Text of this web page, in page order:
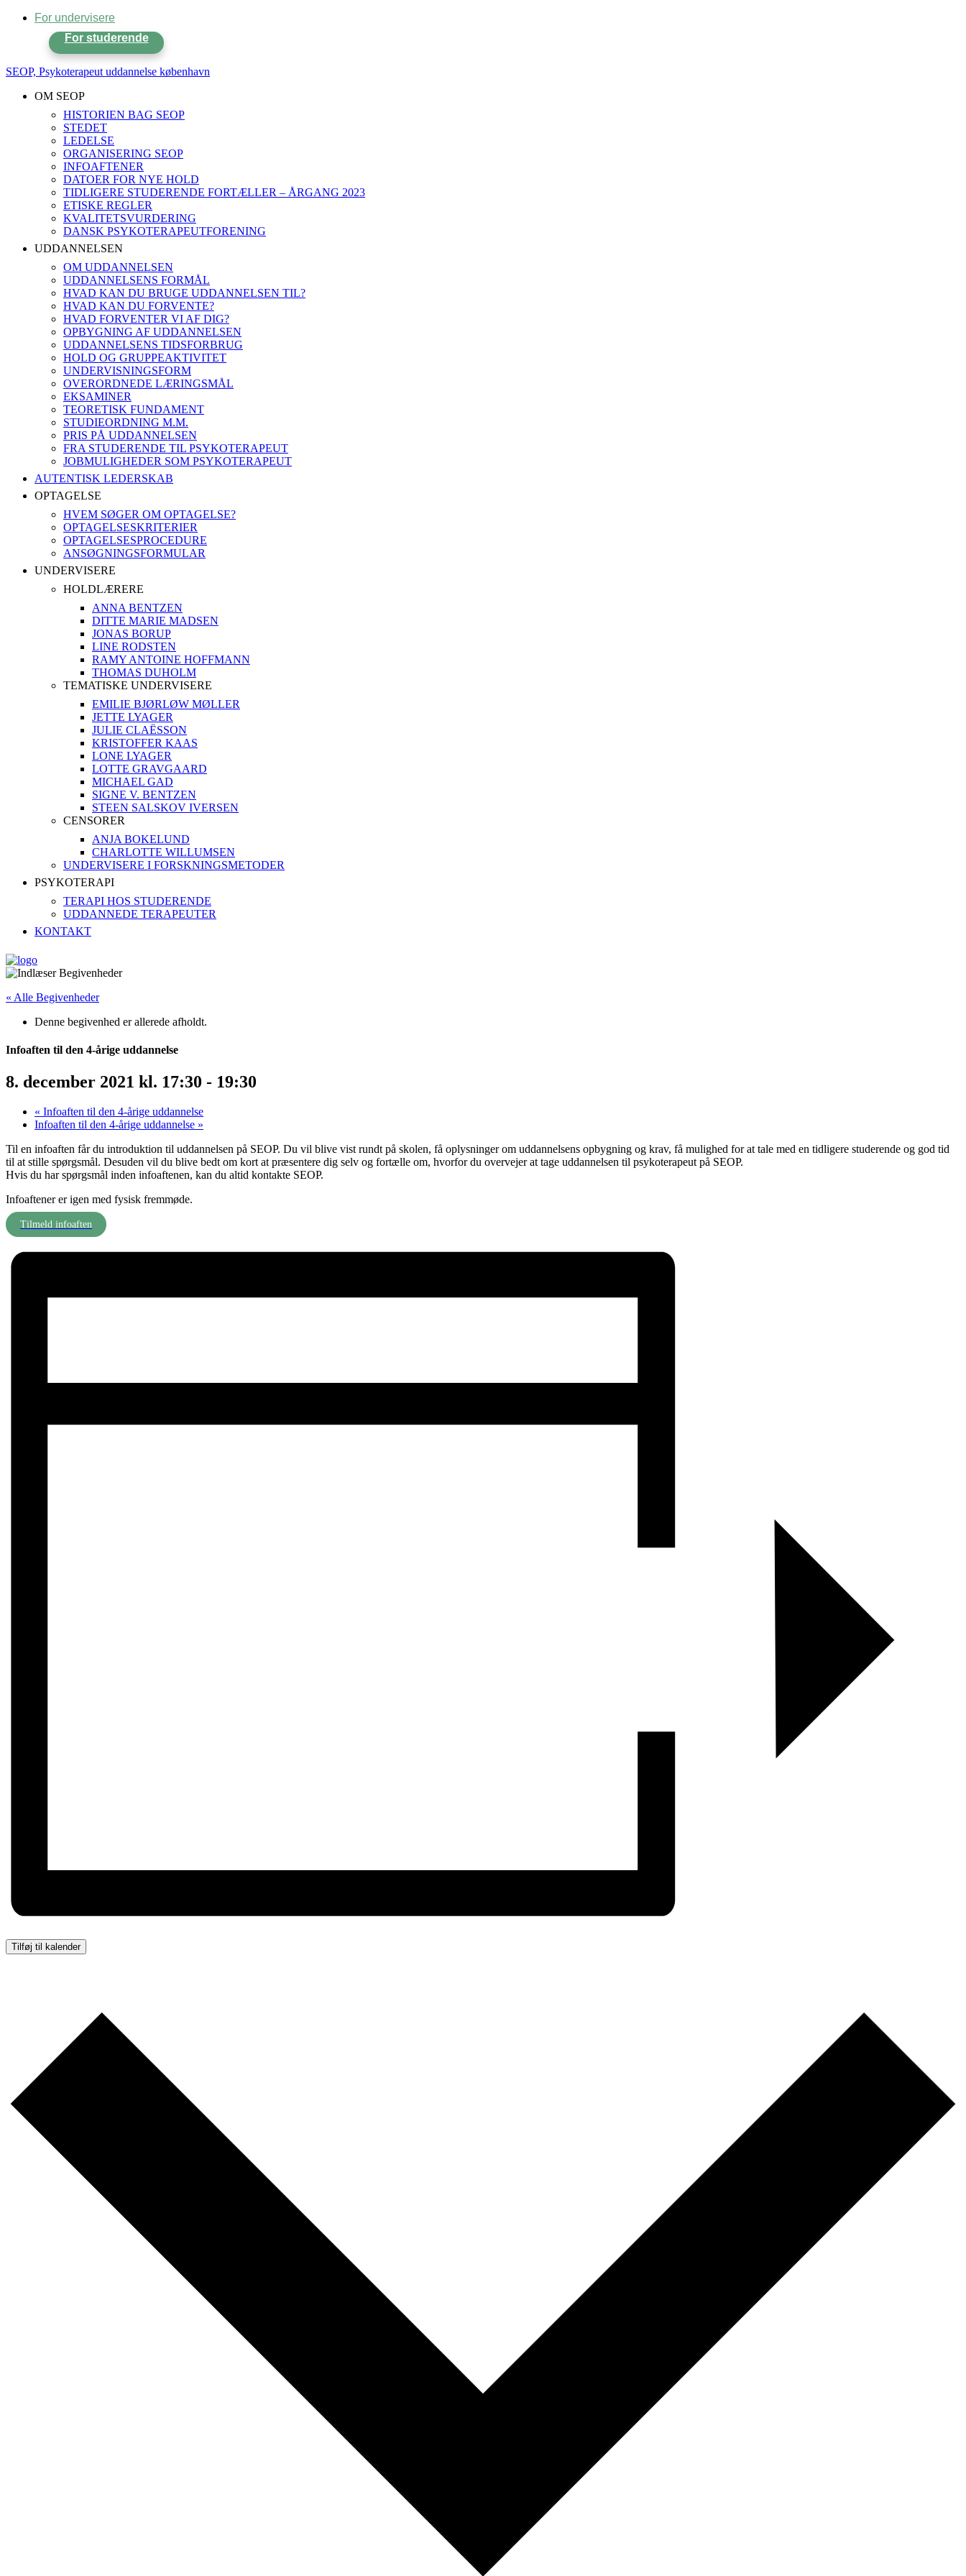
For undervisere
For studerende
SEOP, Psykoterapeut uddannelse københavn
OM SEOP
HISTORIEN BAG SEOP
STEDET
LEDELSE
ORGANISERING SEOP
INFOAFTENER
DATOER FOR NYE HOLD
TIDLIGERE STUDERENDE FORTÆLLER – ÅRGANG 2023
ETISKE REGLER
KVALITETSVURDERING
DANSK PSYKOTERAPEUTFORENING
UDDANNELSEN
OM UDDANNELSEN
UDDANNELSENS FORMÅL
HVAD KAN DU BRUGE UDDANNELSEN TIL?
HVAD KAN DU FORVENTE?
HVAD FORVENTER VI AF DIG?
OPBYGNING AF UDDANNELSEN
UDDANNELSENS TIDSFORBRUG
HOLD OG GRUPPEAKTIVITET
UNDERVISNINGSFORM
OVERORDNEDE LÆRINGSMÅL
EKSAMINER
TEORETISK FUNDAMENT
STUDIEORDNING M.M.
PRIS PÅ UDDANNELSEN
FRA STUDERENDE TIL PSYKOTERAPEUT
JOBMULIGHEDER SOM PSYKOTERAPEUT
AUTENTISK LEDERSKAB
OPTAGELSE
HVEM SØGER OM OPTAGELSE?
OPTAGELSESKRITERIER
OPTAGELSESPROCEDURE
ANSØGNINGSFORMULAR
UNDERVISERE
HOLDLÆRERE
ANNA BENTZEN
DITTE MARIE MADSEN
JONAS BORUP
LINE RODSTEN
RAMY ANTOINE HOFFMANN
THOMAS DUHOLM
TEMATISKE UNDERVISERE
EMILIE BJØRLØW MØLLER
JETTE LYAGER
JULIE CLAËSSON
KRISTOFFER KAAS
LONE LYAGER
LOTTE GRAVGAARD
MICHAEL GAD
SIGNE V. BENTZEN
STEEN SALSKOV IVERSEN
CENSORER
ANJA BOKELUND
CHARLOTTE WILLUMSEN
UNDERVISERE I FORSKNINGSMETODER
PSYKOTERAPI
TERAPI HOS STUDERENDE
UDDANNEDE TERAPEUTER
KONTAKT
« Alle Begivenheder
Denne begivenhed er allerede afholdt.
Infoaften til den 4-årige uddannelse
8. december 2021 kl. 17:30 - 19:30
« Infoaften til den 4-årige uddannelse
Infoaften til den 4-årige uddannelse »
Til en infoaften får du introduktion til uddannelsen på SEOP. Du vil blive vist rundt på skolen, få oplysninger om uddannelsens opbygning og krav, få mulighed for at tale med en tidligere studerende og god tid
til at stille spørgsmål. Desuden vil du blive bedt om kort at præsentere dig selv og fortælle om, hvorfor du overvejer at tage uddannelsen til psykoterapeut på SEOP.
Hvis du har spørgsmål inden infoaftenen, kan du altid kontakte SEOP.
Infoaftener er igen med fysisk fremmøde.
Tilmeld infoaften
Tilføj til kalender